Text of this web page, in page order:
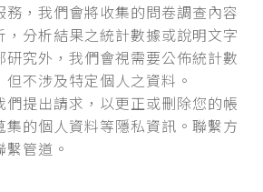
務，我們會將收集的問卷調查內容
，分析結果之統計數據或說明文字
研究外，我們會視需要公佈統計數
不涉及特定個人之資料。
們提出請求，以更正或刪除您的帳
集的個人資料等隱私資訊。聯繫方
管道。